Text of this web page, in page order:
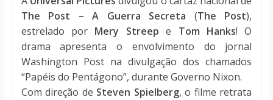
The Post – A Guerra Secreta (The Post),
estrelado por Mery Streepe Tom Hanks! O
drama apresenta o envolvimento do jornal
Washington Post na divulgação dos chamados
“Papéis do Pentágono”, durante Governo Nixon.
Com direção de Steven Spielberg, o filme retrata